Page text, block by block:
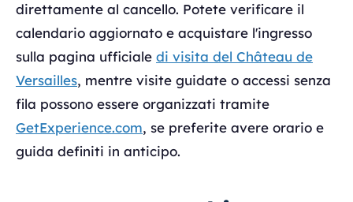
direttamente al cancello. Potete verificare il
calendario aggiornato e acquistare l'ingresso
sulla pagina ufficiale di visita del Château de
Versailles, mentre visite guidate o accessi senza
fila possono essere organizzati tramite
GetExperience.com, se preferite avere orario e
guida definiti in anticipo.